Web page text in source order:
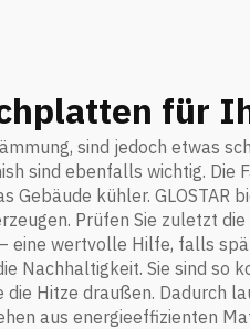
für
sind jedoch etwas
sind ebenfalls wichtig. Die
kühler. GLOSTAR
Prüfen Sie zuletzt
eine wertvolle Hilfe, falls
Nachhaltigkeit. Sie sind so
Hitze draußen. Dadurch
aus energieeffizienten